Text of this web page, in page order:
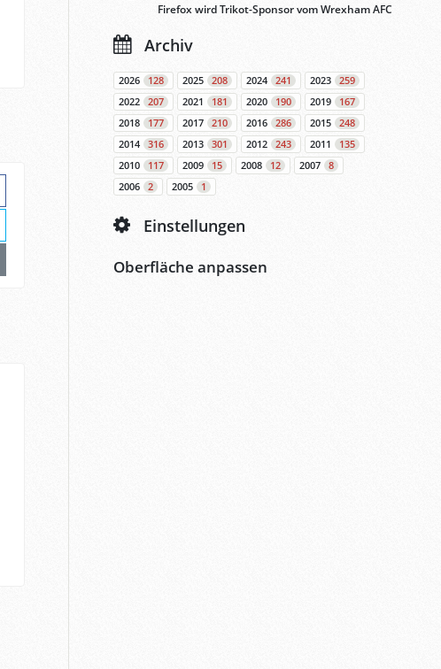
Firefox wird Trikot-Sponsor vom Wrexham AFC
Archiv
2026 128 2025 208 2024 241 2023
259
2022
207 2021 181 2020 190 2019
167
2018
177 2017 210 2016 286 2015
248
2014
316 2013 301 2012 243 2011
135
2010
117 2009 15 2008 12 2007
8
2006
2 2005 1
Einstellungen
Oberfläche anpassen